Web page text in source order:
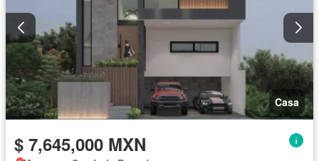
Casa
$ 7,645,000 MXN